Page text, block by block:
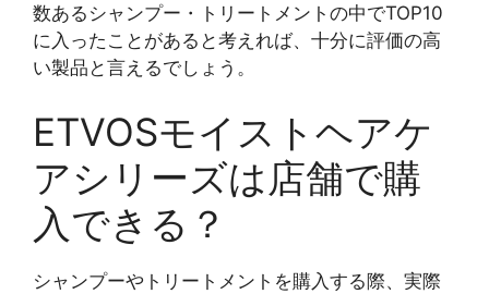
数あるシャンプー・トリートメントの中でTOP10
に入ったことがあると考えれば、十分に評価の高
い製品と言えるでしょう。
ETVOSモイストヘアケ
アシリーズは店舗で購
入できる？
シャンプーやトリートメントを購入する際、実際